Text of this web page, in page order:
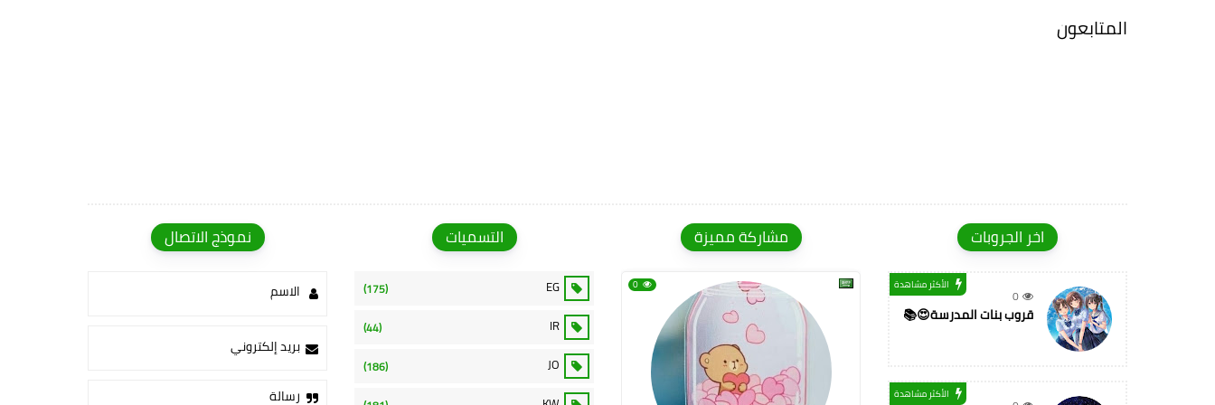
المتابعون
اخر الجروبات
0
الأكثر مشاهدة
قروب بنات المدرسة😍📚
الأكثر مشاهدة
مشاركة مميزة
0
التسميات
EG
(175)
IR
(44)
JO
(186)
نموذج الاتصال
الاسم
بريد إلكتروني
رسالة